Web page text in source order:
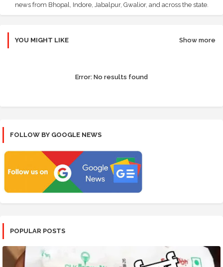
news from Bhopal, Indore, Jabalpur, Gwalior, and across the state.
YOU MIGHT LIKE Show more
Error: No results found
FOLLOW BY GOOGLE NEWS
POPULAR POSTS